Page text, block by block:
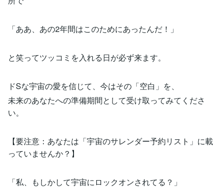
「ああ、あの2年間はこのためにあったんだ！」
と笑ってツッコミを入れる日が必ず来ます。
ドSな宇宙の愛を信じて、今はその「空白」を、
未来のあなたへの準備期間として受け取ってみてくださ
い。
【要注意：あなたは「宇宙のサレンダー予約リスト」に載
っていませんか？】
「私、もしかして宇宙にロックオンされてる？」